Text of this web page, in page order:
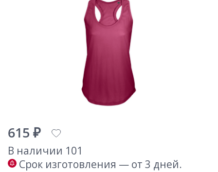
615 ₽
В наличии 101
Срок изготовления — от 3 дней.